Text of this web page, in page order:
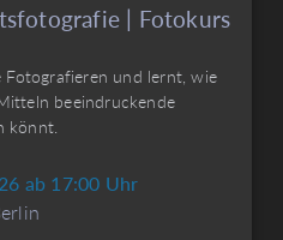
| Fotokurs
Fotografieren und lernt, wie
beeindruckende
könnt.
ab 17:00 Uhr